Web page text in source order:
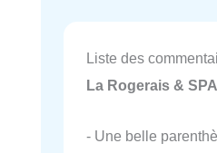
Liste des
La Rogerais & SPA
- Une belle